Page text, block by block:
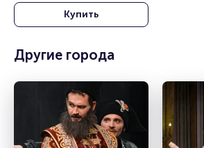
(«Санкт-Петербургский
Балет»)
Купить
Другие города